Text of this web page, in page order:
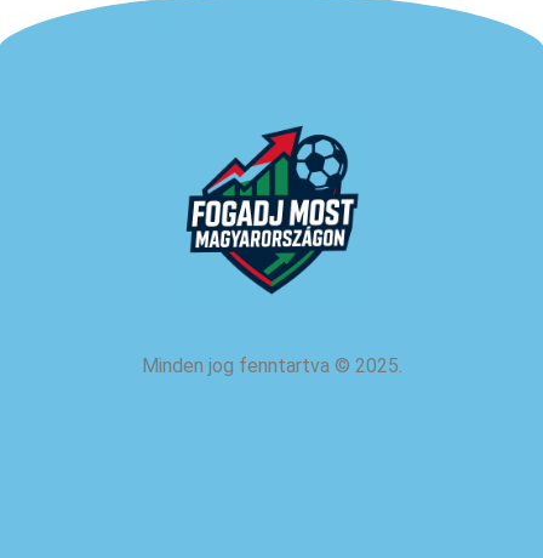
Minden jog fenntartva © 2025.